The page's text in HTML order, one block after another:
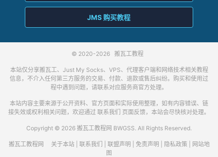
JMS 购买教程
© 2020-2026 搬瓦工教程
本站仅分享搬瓦工、Just My Socks、VPS、代理客户端和网络技术相关教程
信息，不介入任何第三方服务的交易、付款、退款或售后纠纷。购买和使用过
程中遇到问题，请联系对应服务商官方处理。
本站内容主要来源于公开资料、官方页面和实际使用整理，如有内容错误、链
接失效或权利相关问题，欢迎通过 联系我们 页面反馈，本站会尽快核对处理。
Copyright © 2026 搬瓦工教程网 BWGSS. All Rights Reserved.
搬瓦工教程网 关于本站| 联系我们 联盟声明 免责声明 隐私政策
网站地
图